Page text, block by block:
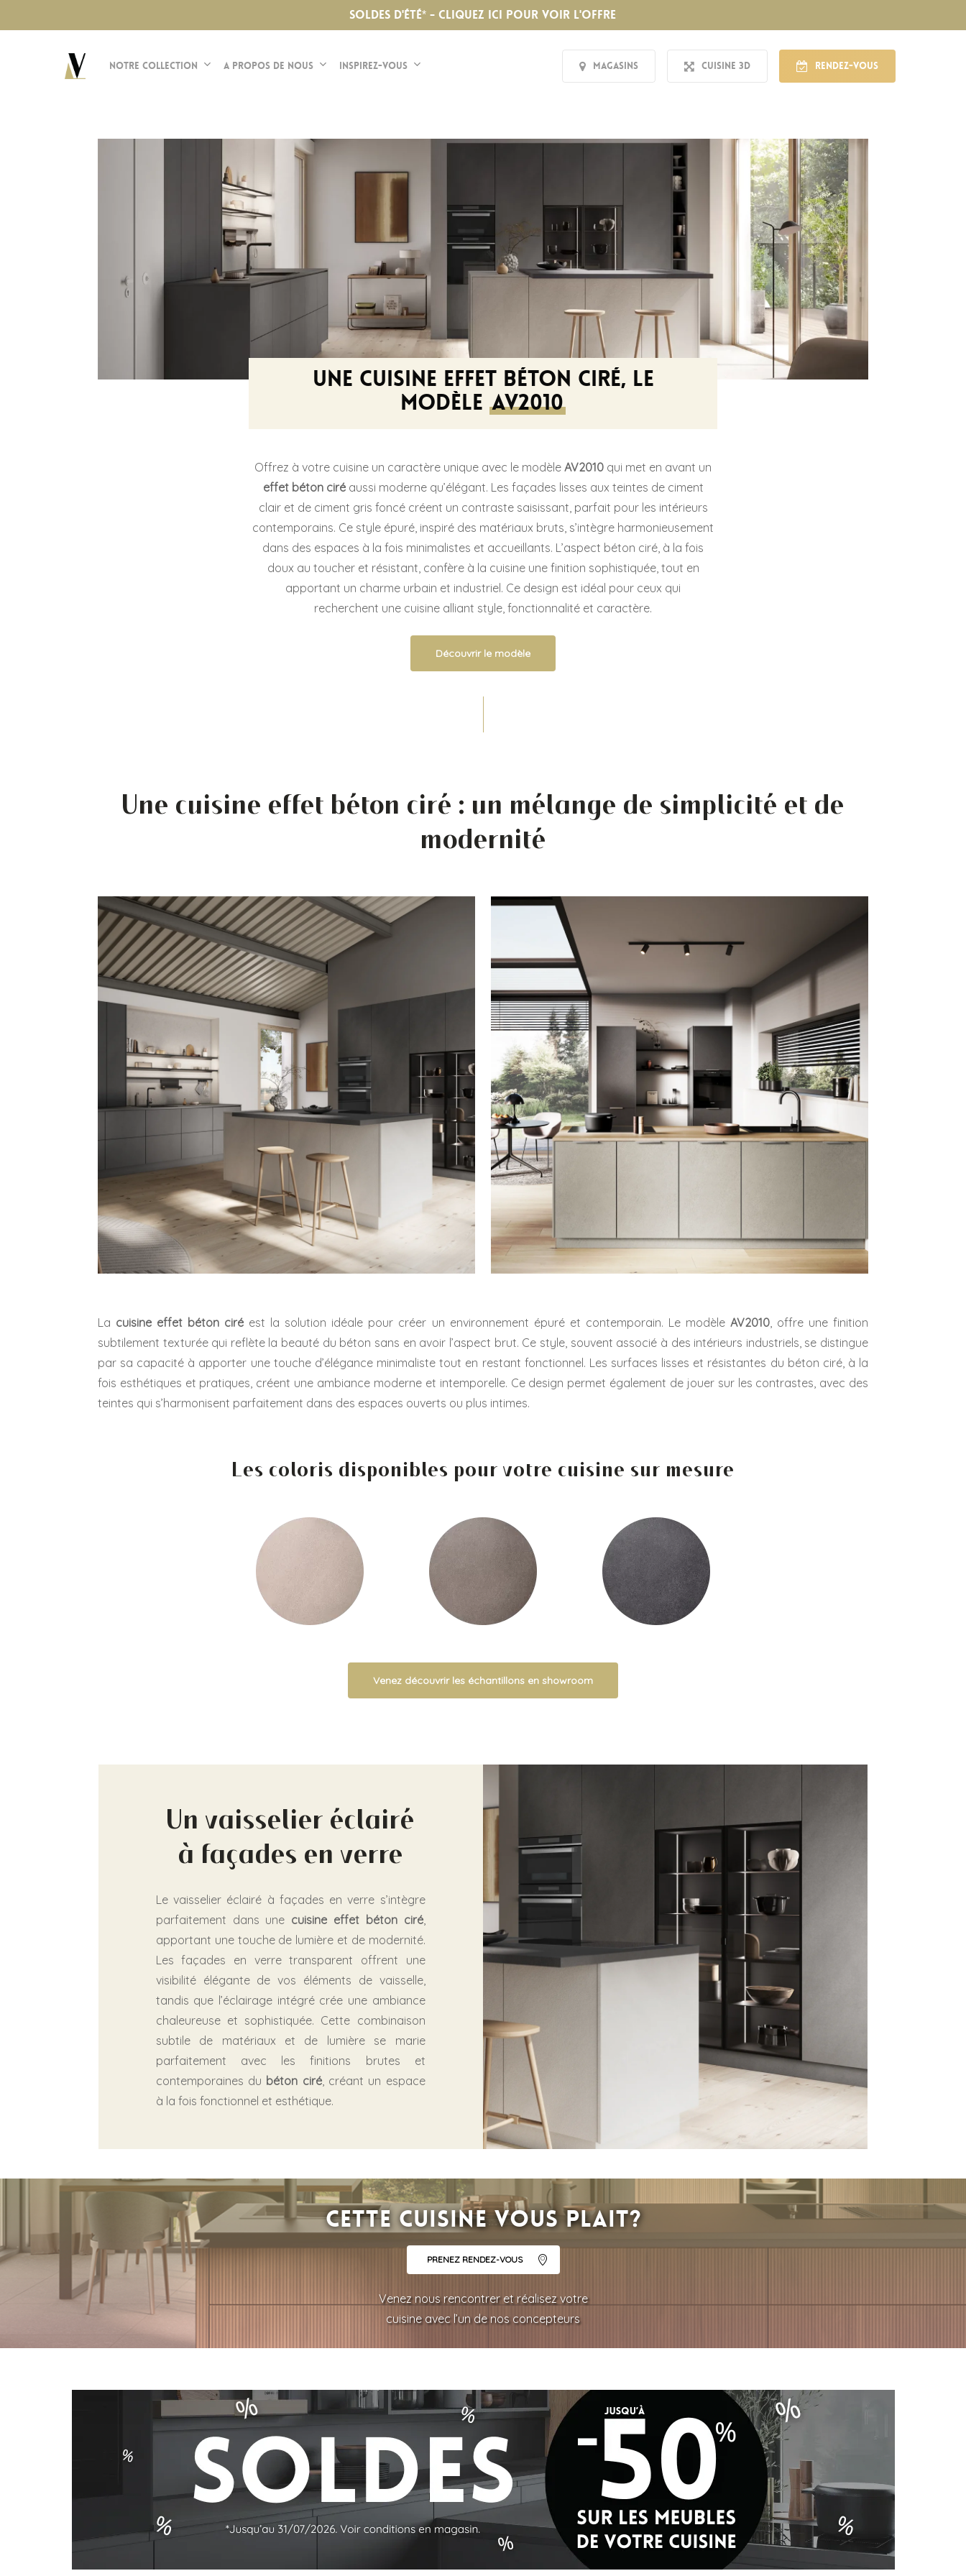
to
SOLDES D'ÉTÉ* - CLIQUEZ ICI POUR VOIR L'OFFRE
Notre Collection A propos de nous Inspirez-vous Magasins Cuisine 3D Rendez-vous
Une cuisine effet béton ciré, le
modèle AV2010
Offrez à votre cuisine un caractère unique avec le modèle AV2010 qui met en avant un
effet béton ciréaussi moderne qu’élégant. Les façades lisses aux teintes de ciment
clair et de ciment gris foncé créent un contraste saisissant, parfait pour les intérieurs
contemporains. Ce style épuré, inspiré des matériaux bruts, s’intègre harmonieusement
dans des espaces à la fois minimalistes et accueillants. L’aspect béton ciré, à la fois
doux au toucher et résistant, confère à la cuisine une finition sophistiquée, tout en
apportant un charme urbain et industriel. Ce design est idéal pour ceux qui
recherchent une cuisine alliant style, fonctionnalité et caractère.
Découvrir le modèle
Une cuisine effet béton ciré : un mélange de simplicité et de
modernité
La cuisine effet béton ciré est la solution idéale pour créer un environnement épuré et contemporain. Le modèle AV2010, offre une finition
subtilement texturée qui reflète la beauté du béton sans en avoir l’aspect brut. Ce style, souvent associé à des intérieurs industriels, se distingue
par sa capacité à apporter une touche d’élégance minimaliste tout en restant fonctionnel. Les surfaces lisses et résistantes du béton ciré, à la
fois esthétiques et pratiques, créent une ambiance moderne et intemporelle. Ce design permet également de jouer sur les contrastes, avec des
teintes qui s’harmonisent parfaitement dans des espaces ouverts ou plus intimes.
Les coloris disponibles pour votre cuisine sur mesure
Venez découvrir les échantillons en showroom
Un vaisselier éclairé
à façades en verre
Le vaisselier éclairé à façades en verre s’intègre
parfaitement dans une cuisine effet béton ciré,
apportant une touche de lumière et de modernité.
Les façades en verre transparent offrent une
visibilité élégante de vos éléments de vaisselle,
tandis que l’éclairage intégré crée une ambiance
chaleureuse et sophistiquée. Cette combinaison
subtile de matériaux et de lumière se marie
parfaitement avec les finitions brutes et
contemporaines du béton ciré, créant un espace
à la fois fonctionnel et esthétique.
Cette cuisine vous plait?
PRENEZ RENDEZ-VOUS
Venez nous rencontrer et réalisez votre
cuisine avec l’un de nos concepteurs